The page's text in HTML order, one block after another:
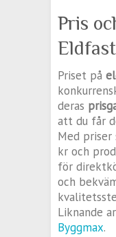
Pris
Priset på
deras
att du får
Med
kr och
för
och
Liknande
Byggmax.